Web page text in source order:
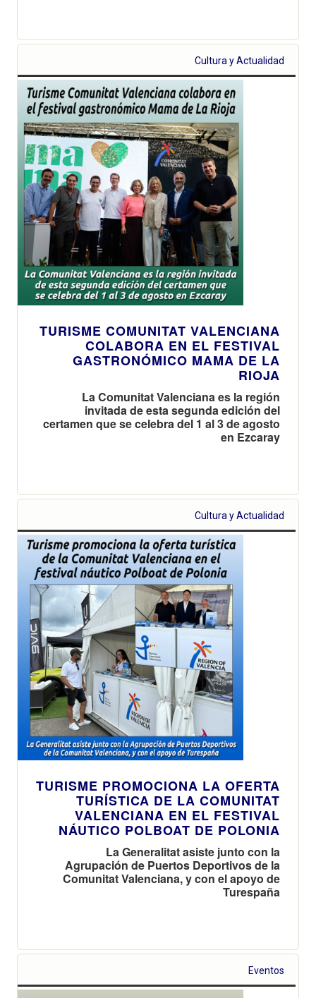
Cultura y Actualidad
TURISME COMUNITAT VALENCIANA
COLABORA EN EL FESTIVAL
GASTRONÓMICO MAMA DE LA
RIOJA
La Comunitat Valenciana es la región
invitada de esta segunda edición del
certamen que se celebra del 1 al 3 de agosto
en Ezcaray
Cultura y Actualidad
TURISME PROMOCIONA LA OFERTA
TURÍSTICA DE LA COMUNITAT
VALENCIANA EN EL FESTIVAL
NÁUTICO POLBOAT DE POLONIA
La Generalitat asiste junto con la
Agrupación de Puertos Deportivos de la
Comunitat Valenciana, y con el apoyo de
Turespaña
Eventos